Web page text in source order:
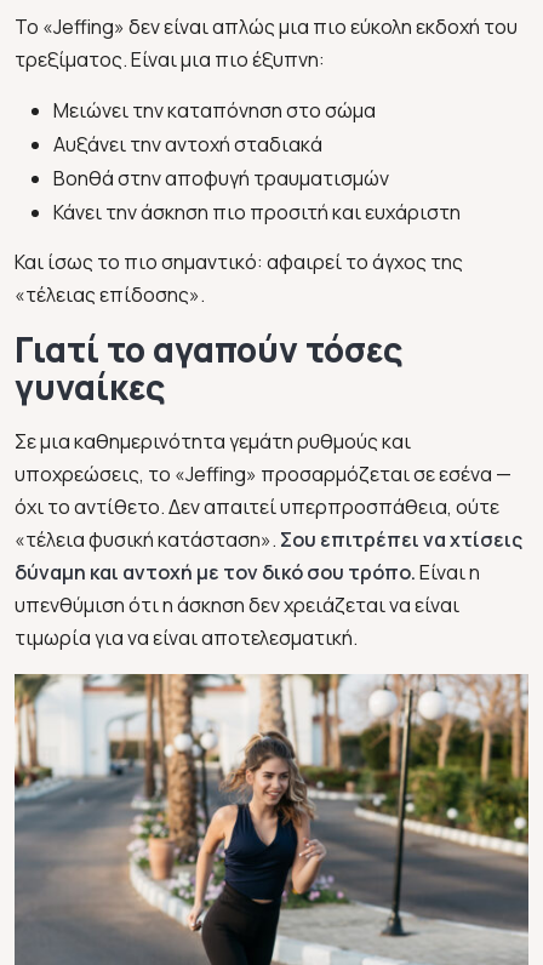
Το «Jeffing» δεν είναι απλώς μια πιο εύκολη εκδοχή του
τρεξίματος. Είναι μια πιο έξυπνη:
Μειώνει την καταπόνηση στο σώμα
Αυξάνει την αντοχή σταδιακά
Βοηθά στην αποφυγή τραυματισμών
Κάνει την άσκηση πιο προσιτή και ευχάριστη
Και ίσως το πιο σημαντικό: αφαιρεί το άγχος της
«τέλειας επίδοσης».
Γιατί το αγαπούν τόσες
γυναίκες
Σε μια καθημερινότητα γεμάτη ρυθμούς και
υποχρεώσεις, το «Jeffing» προσαρμόζεται σε εσένα —
όχι το αντίθετο. Δεν απαιτεί υπερπροσπάθεια, ούτε
«τέλεια φυσική κατάσταση». Σου επιτρέπει να χτίσεις
δύναμη και αντοχή με τον δικό σου τρόπο.Είναι η
υπενθύμιση ότι η άσκηση δεν χρειάζεται να είναι
τιμωρία για να είναι αποτελεσματική.